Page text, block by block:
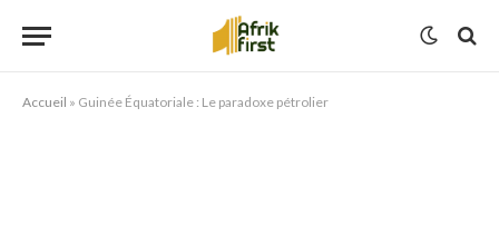
Accueil » Guinée Équatoriale : Le paradoxe pétrolier